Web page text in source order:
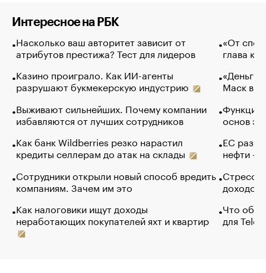
Интересное на РБК
Насколько ваш авторитет зависит от
атрибутов престижа? Тест для лидеров
Казино проиграло. Как ИИ-агенты
разрушают букмекерскую индустрию
Выживают сильнейших. Почему компании
избавляются от лучших сотрудников
Как банк Wildberries резко нарастил
кредиты селлерам до атак на склады
Сотрудники открыли новый способ вредить
компаниям. Зачем им это
Как налоговики ищут доходы
неработающих покупателей яхт и квартир
«От
глава
«Деньги
Маск в
Функции
основ
ЕС
нефти —
Стресс
доходов
Что
для